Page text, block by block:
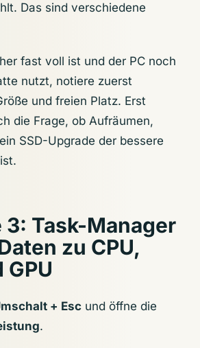
Das sind verschiedene
fast voll ist und der PC noch
nutzt, notiere zuerst
und freien Platz. Erst
die Frage, ob Aufräumen,
SSD-Upgrade der bessere
3: Task-Manager
zu CPU,
GPU
+ Esc und öffne die
.